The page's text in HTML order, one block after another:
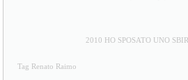
2010 HO SPOSATO UNO
Tag Renato Raimo